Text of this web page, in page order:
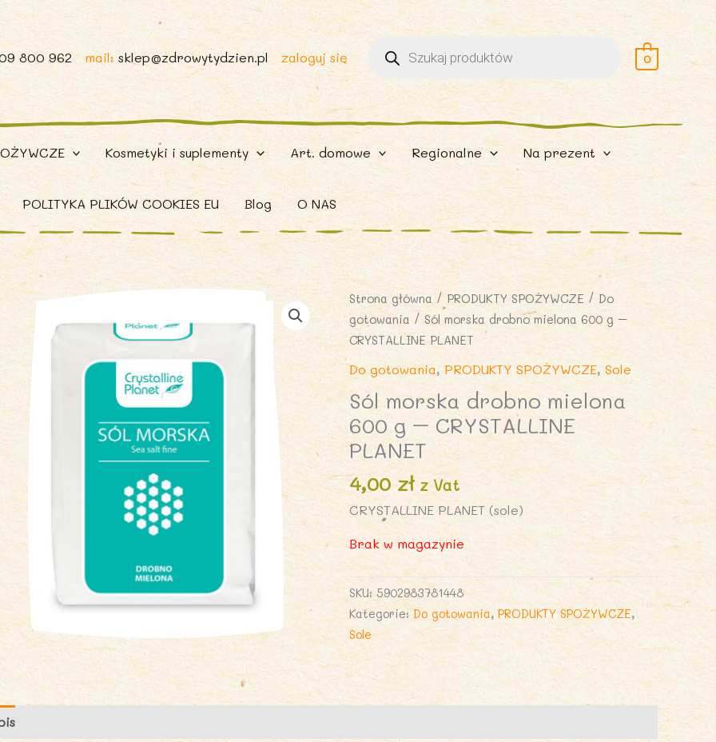
800 962 mail: sklep@zdrowytydzien.pl zaloguj się
Wyszukiwarka
produktów 0
Kosmetyki i suplementy Art. domowe Regionalne Na prezent
POLITYKA PLIKÓW COOKIES EU Blog O NAS
Strona główna / PRODUKTY SPOŻYWCZE / Do
gotowania / Sól morska drobno mielona 600 g –
CRYSTALLINE PLANET
Do gotowania, PRODUKTY SPOŻYWCZE,Sole
Sól morska drobno mielona
600 g – CRYSTALLINE
PLANET
4,00zł z Vat
CRYSTALLINE PLANET (sole)
Brak w magazynie
SKU: 5902983781448
Kategorie: Do gotowania,PRODUKTY SPOŻYWCZE,
Sole